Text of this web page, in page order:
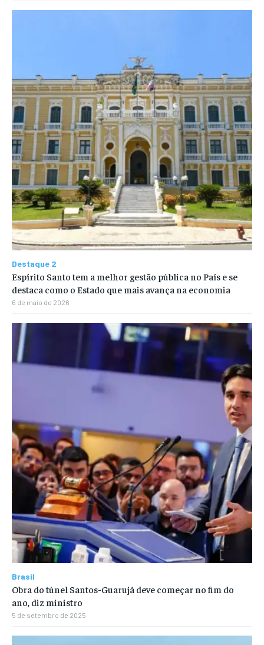
Destaque 2
Espírito Santo tem a melhor gestão pública no País e se
destaca como o Estado que mais avança na economia
6 de maio de 2026
Brasil
Obra do túnel Santos-Guarujá deve começar no fim do
ano, diz ministro
5 de setembro de 2025